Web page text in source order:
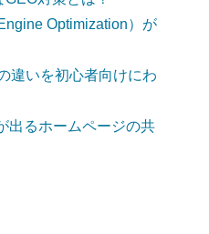
Optimization）が
違いを初心者向けにわ
出るホームページの共